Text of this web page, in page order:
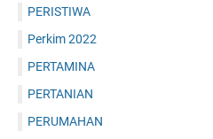
PERISTIWA
Perkim 2022
PERTAMINA
PERTANIAN
PERUMAHAN